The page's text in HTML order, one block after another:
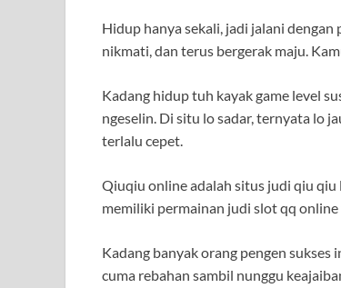
Hidup hanya sekali, jadi jalani
nikmati, dan terus bergerak maju.
Kadang hidup tuh kayak game level
ngeselin. Di situ lo sadar, ternyata lo
terlalu cepet.
Qiuqiu online adalah situs judi qiu
memiliki permainan judi slot qq
Kadang banyak orang pengen sukses
cuma rebahan sambil nunggu